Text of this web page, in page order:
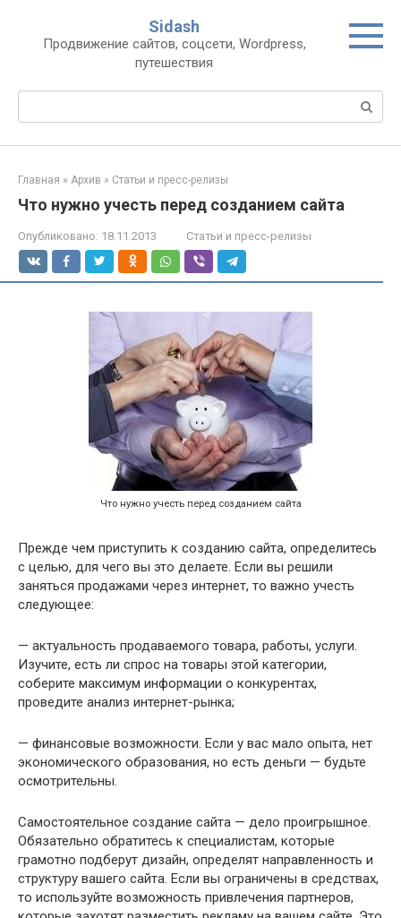
контенту
Sidash
Продвижение сайтов, соцсети, Wordpress,
путешествия
Главная » Архив » Статьи и пресс-релизы
Что нужно учесть перед созданием сайта
Опубликовано: 18.11.2013 Статьи и пресс-релизы
Что нужно учесть перед созданием сайта
Прежде чем приступить к созданию сайта, определитесь
с целью, для чего вы это делаете. Если вы решили
заняться продажами через интернет, то важно учесть
следующее:
— актуальность продаваемого товара, работы, услуги.
Изучите, есть ли спрос на товары этой категории,
соберите максимум информации о конкурентах,
проведите анализ интернет-рынка;
— финансовые возможности. Если у вас мало опыта, нет
экономического образования, но есть деньги — будьте
осмотрительны.
Самостоятельное создание сайта — дело проигрышное.
Обязательно обратитесь к специалистам, которые
грамотно подберут дизайн, определят направленность и
структуру вашего сайта. Если вы ограничены в средствах,
то используйте возможность привлечения партнеров,